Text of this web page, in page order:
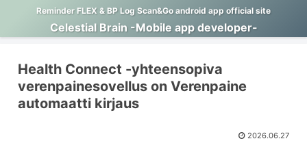
Reminder FLEX & BP Log Scan&Go android app official site
Celestial Brain -Mobile app developer-
Health Connect -yhteensopiva
verenpainesovellus on Verenpaine
automaatti kirjaus
2026.06.27